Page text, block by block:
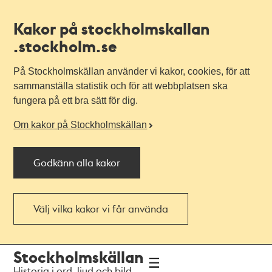
Kakor på stockholmskallan
.stockholm.se
På Stockholmskällan använder vi kakor, cookies, för att
sammanställa statistik och för att webbplatsen ska
fungera på ett bra sätt för dig.
Om kakor på Stockholmskällan
Godkänn alla kakor
Välj vilka kakor vi får använda
navigationen
huvudinnehållet
Stockholmskällan